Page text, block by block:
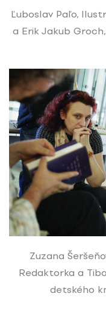
Ľuboslav Paľo,
a Erik Jakub
Zuzana
Redaktorka a
detského